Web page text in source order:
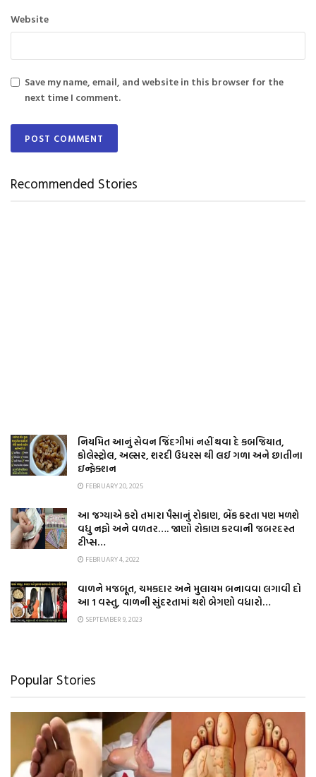
Website
Save my name, email, and website in this browser for the
next time I comment.
Recommended Stories
નિયમિત આનું સેવન જિંદગીમાં નહીં થવા દે કબજિયાત,
કોલેસ્ટ્રોલ, અલ્સર, શરદી ઉધરસ થી લઈ ગળા અને છાતીના
ઇન્ફેક્શન
FEBRUARY 20, 2025
આ જગ્યાએ કરો તમારા પૈસાનું રોકાણ, બેંક કરતા પણ મળશે
વધુ નફો અને વળતર…. જાણો રોકાણ કરવાની જબરદસ્ત
ટીપ્સ…
FEBRUARY 4, 2022
વાળને મજબૂત, ચમકદાર અને મુલાયમ બનાવવા લગાવી દો
આ 1 વસ્તુ, વાળની સુંદરતામાં થશે બેગણો વધારો…
SEPTEMBER 9, 2023
Popular Stories